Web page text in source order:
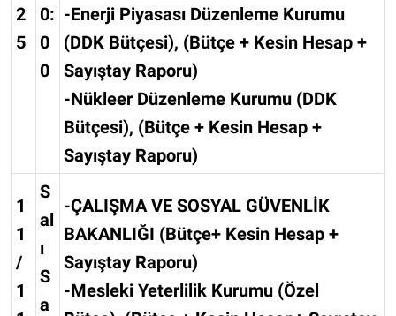
2
5
0:
0
0
-Enerji Piyasası Düzenleme Kurumu
(DDK Bütçesi), (Bütçe + Kesin Hesap +
Sayıştay Raporu)
-Nükleer Düzenleme Kurumu (DDK
Bütçesi), (Bütçe + Kesin Hesap +
Sayıştay Raporu)
1
1
/
1
S
al
ı
S
a
-ÇALIŞMA VE SOSYAL GÜVENLİK
BAKANLIĞI (Bütçe+ Kesin Hesap +
Sayıştay Raporu)
-Mesleki Yeterlilik Kurumu (Özel